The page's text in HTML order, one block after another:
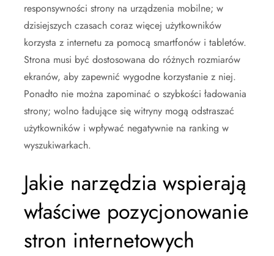
responsywności strony na urządzenia mobilne; w
dzisiejszych czasach coraz więcej użytkowników
korzysta z internetu za pomocą smartfonów i tabletów.
Strona musi być dostosowana do różnych rozmiarów
ekranów, aby zapewnić wygodne korzystanie z niej.
Ponadto nie można zapominać o szybkości ładowania
strony; wolno ładujące się witryny mogą odstraszać
użytkowników i wpływać negatywnie na ranking w
wyszukiwarkach.
Jakie narzędzia wspierają
właściwe pozycjonowanie
stron internetowych